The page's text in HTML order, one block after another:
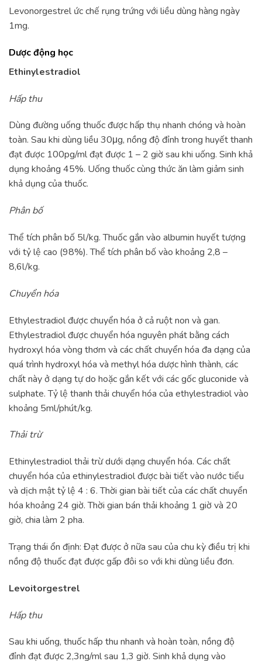
Levonorgestrel ức chế rụng trứng với liều dùng hàng ngày
1mg.
Dược động học
Ethinylestradiol
Hấp thu
Dùng đường uống thuốc được hấp thụ nhanh chóng và hoàn
toàn. Sau khi dùng liều 30μg, nồng độ đỉnh trong huyết thanh
đạt được 100pg/ml đạt được 1 – 2 giờ sau khi uống. Sinh khả
dụng khoảng 45%. Uống thuốc cùng thức ăn làm giảm sinh
khả dụng của thuốc.
Phân bố
Thể tích phân bố 5l/kg. Thuốc gắn vào albumin huyết tượng
với tỷ lệ cao (98%). Thể tích phân bố vào khoảng 2,8 –
8,6l/kg.
Chuyển hóa
Ethylestradiol được chuyển hóa ở cả ruột non và gan.
Ethylestradiol được chuyển hóa nguyên phát bằng cách
hydroxyl hóa vòng thơm và các chất chuyển hóa đa dạng của
quá trình hydroxyl hóa và methyl hóa dược hình thành, các
chất này ở dạng tự do hoặc gắn kết với các gốc gluconide và
sulphate. Tỷ lệ thanh thải chuyển hóa của ethylestradiol vào
khoảng 5ml/phút/kg.
Thải trừ
Ethinylestradiol thải trừ dưới dạng chuyển hóa. Các chất
chuyển hóa của ethinylestradiol được bài tiết vào nước tiểu
và dịch mật tỷ lệ 4 : 6. Thời gian bài tiết của các chất chuyển
hóa khoảng 24 giờ. Thời gian bán thải khoảng 1 giờ và 20
giờ, chia làm 2 pha.
Trạng thái ổn định: Đạt được ở nữa sau của chu kỳ điều trị khi
nồng độ thuốc đạt được gấp đôi so với khi dùng liều đơn.
Levoitorgestrel
Hấp thu
Sau khi uống, thuốc hấp thu nhanh và hoàn toàn, nồng độ
đỉnh đạt được 2,3ng/ml sau 1,3 giờ. Sinh khả dụng vào